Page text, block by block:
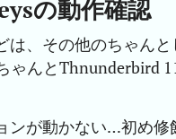
の動作確認
は、その他のちゃん
ゃんとThnunderbird
ンが動かない…初め